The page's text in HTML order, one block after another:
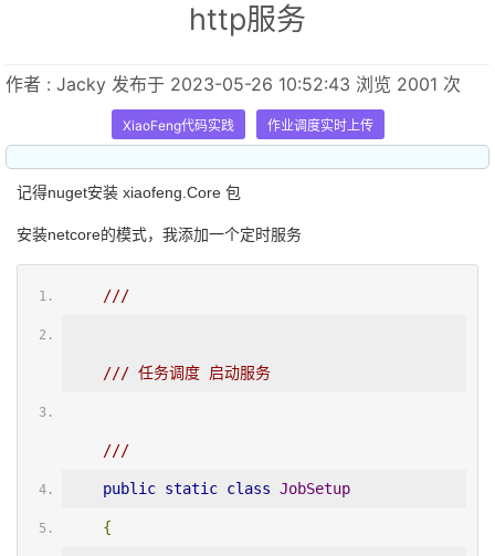
http服务
作者 : Jacky 发布于 2023-05-26 10:52:43 浏览 2001 次
XiaoFeng代码实践 作业调度实时上传
记得nuget安装 xiaofeng.Core 包
安装netcore的模式，我添加一个定时服务
///
/// 任务调度 启动服务
///
public static class JobSetup
{